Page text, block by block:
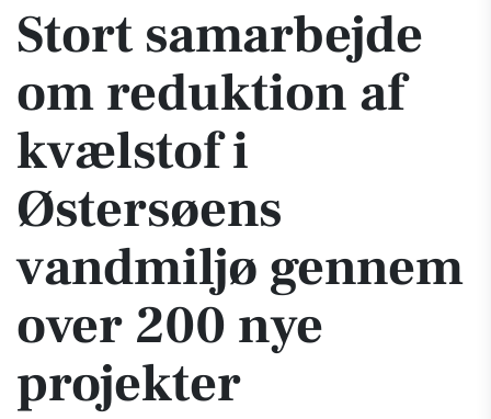
Stort samarbejde
om reduktion af
kvælstof i
Østersøens
vandmiljø gennem
over 200 nye
projekter